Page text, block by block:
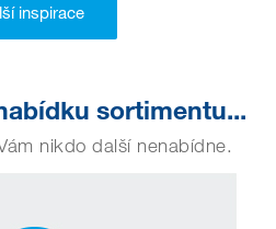
inspirace
sortimentu...
nikdo další nenabídne.